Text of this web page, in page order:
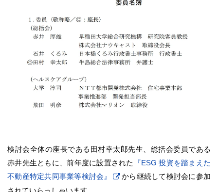
検討会全体の座長である田村幸太郎先生、総括会委員である
赤井先生ともに、前年度に設置された
『ESG 投資を踏まえた
不動産特定共同事業等検討会』
から継続して検討会に参加